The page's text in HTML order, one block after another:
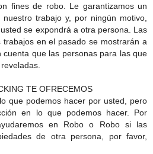
fines de robo. Le garantizamos un
trabajo y, por ningún motivo,
se expondrá a otra persona. Las
trabajos en el pasado se mostrarán a
cuenta que las personas para las que
TE OFRECEMOS
que podemos hacer por usted, pero
en lo que podemos hacer. Por
en Robo o Robo si las
de otra persona, por favor,